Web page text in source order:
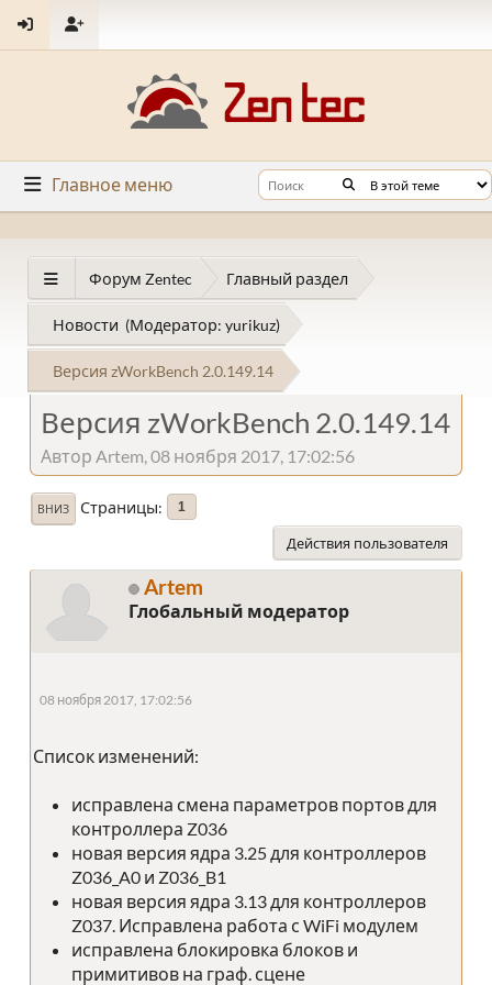
Главное меню
Форум Zentec Главный раздел
Новости (Модератор: yurikuz)
Версия zWorkBench 2.0.149.14
Версия zWorkBench 2.0.149.14
Автор Artem, 08 ноября 2017, 17:02:56
ВНИЗ Страницы 1
Действия пользователя
Artem
Глобальный модератор
08 ноября 2017, 17:02:56
Список изменений:
исправлена смена параметров портов для
контроллера Z036
новая версия ядра 3.25 для контроллеров
Z036_A0 и Z036_B1
новая версия ядра 3.13 для контроллеров
Z037. Исправлена работа с WiFi модулем
исправлена блокировка блоков и
примитивов на граф. сцене